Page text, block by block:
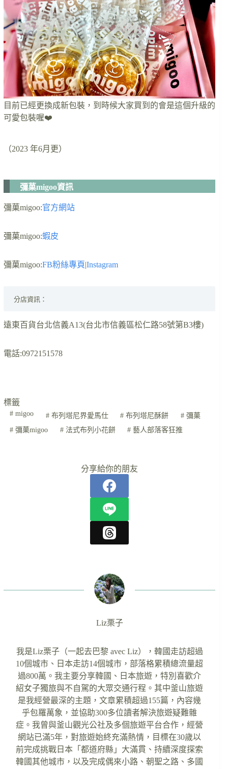
目前已經更換成新包裝，到時候大家買到的會是這個升級的
可愛包裝喔❤️
（2023 年6月更）
彌菓migoo資訊
彌菓migoo:官方網站
彌菓migoo:蝦皮
彌菓migoo:FB粉絲專頁|Instagram
分店資訊：
遠東百貨台北信義A13(台北市信義區松仁路58號第B3樓)
電話:0972151578
標籤
#migoo #布列塔尼界愛馬仕 # 布列塔尼酥餅 # 彌菓
#彌菓migoo #法式布列小花餅 # 藝人部落客狂推
分享給你的朋友
Liz栗子
我是Liz栗子（一起去巴黎 avec Liz），韓國走訪超過
10個城市、日本走訪14個城市，部落格累積總流量超
過800萬。我主要分享韓國、日本旅遊，特別喜歡介
紹女子獨旅與不自駕的大眾交通行程。其中釜山旅遊
是我經營最深的主題，文章累積超過155篇，內容幾
乎包羅萬象，並協助300多位讀者解決旅遊疑難雜
症。我曾與釜山觀光公社及多個旅遊平台合作，經營
網站已滿5年，對旅遊始終充滿熱情，目標在30歲以
前完成挑戰日本「都道府縣」大滿貫、持續深度探索
韓國其他城市，以及完成偶來小路、朝聖之路、多國